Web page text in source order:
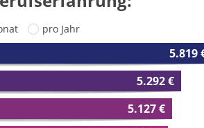
pro Jahr
5.819
5.292 €
5.127 €